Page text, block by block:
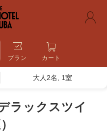
プラン カート
大人2名, 1室
ラックスツイ